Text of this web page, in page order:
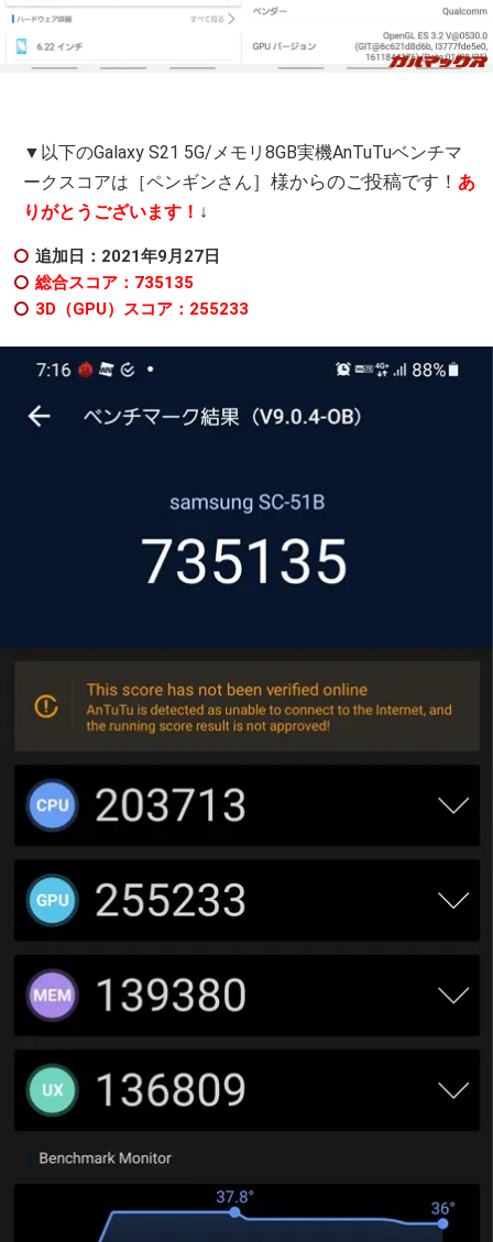
▼以下のGalaxy S21 5G/メモリ8GB実機AnTuTuベンチマ
ークスコアは［ペンギンさん］様からのご投稿です！ あ
りがとうございます！ ↓
追加日：2021年9月27日
総合スコア：735135
3D（GPU）スコア：255233